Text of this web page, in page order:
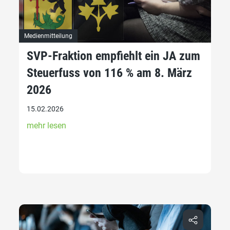
Medienmitteilung
SVP-Fraktion empfiehlt ein JA zum
Steuerfuss von 116 % am 8. März
2026
15.02.2026
mehr lesen